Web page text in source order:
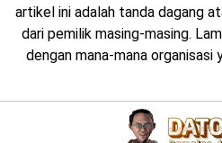
artikel ini adalah tanda dagang
dari pemilik masing-masing.
dengan mana-mana organisasi